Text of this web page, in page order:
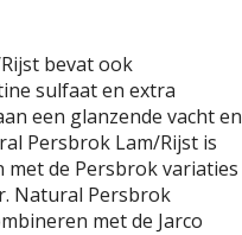
bevat ook
sulfaat en extra
een glanzende vacht en
Persbrok Lam/Rijst is
met de Persbrok variaties
Natural Persbrok
met de Jarco